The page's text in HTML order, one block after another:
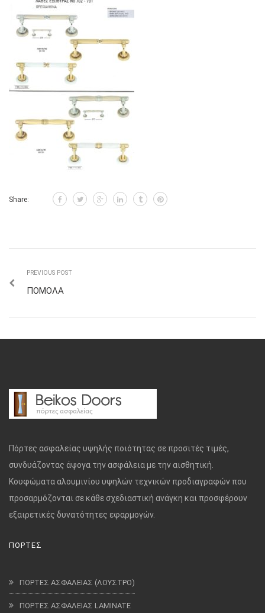
Share:
PREVIOUS POST
ΠΟΜΟΛΑ
Πόρτες ασφαλείας υψηλής ποιότητας σε προσιτές τιμές,
συνδυάζοντας άψογα την ασφάλεια με την αισθητική.
Κουφώματα αλουμινίου υψηλών τεχνικών προδιαγραφών που
προσαρμόζονται σε κάθε σχεδιαστική ανάγκη και προσφέρουν
εξαιρετικές δυνατότητες εφαρμογών.
ΠΟΡΤΕΣ
ΠΟΡΤΕΣ ΑΣΦΑΛΕΙΑΣ (ΛΟΥΣΤΡΟ)
ΠΟΡΤΕΣ ΑΣΦΑΛΕΙΑΣ LAMINATE